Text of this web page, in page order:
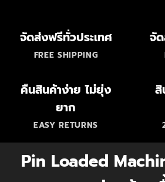
จัดส่งฟรีทั่วประเทศ
FREE SHIPPING
จั
คืนสินค้าง่าย ไม่ยุ่ง
ยาก
EASY RETURNS
Pin Loaded